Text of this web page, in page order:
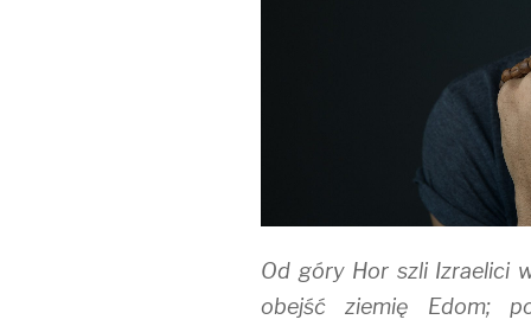
Od góry Hor szli Izraelici
obejść ziemię Edom;